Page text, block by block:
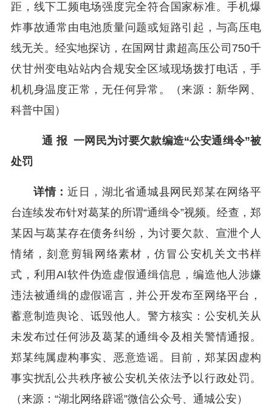
距，线下工频电场强度完全符合国家标准。手机爆
炸事故通常由电池质量问题或短路引起，与高压电
线无关。经实地探访，在国网甘肃超高压公司750千
伏甘州变电站站内合规安全区域现场拨打电话，手
机机身温度正常，无任何异常。（来源：新华网、
科普中国）
通 报 一网民为讨要欠款编造“公安通缉令”被
处罚
详情：近日，湖北省通城县网民郑某在网络平
台连续发布针对葛某的所谓“通缉令”视频。经查，郑
某因与葛某存在债务纠纷，为讨要欠款、宣泄个人
情绪，刻意剪辑网络素材，仿冒公安机关文书样
式，利用AI软件伪造虚假通缉信息，编造他人涉嫌
违法被通缉的虚假谣言，并公开发布至网络平台，
蓄意制造舆论、诋毁他人。警方核实：公安机关从
未发布过任何涉及葛某的通缉令及相关警情通报。
郑某纯属虚构事实、恶意造谣。目前，郑某因虚构
事实扰乱公共秩序被公安机关依法予以行政处罚。
（来源：“湖北网络辟谣”微信公众号、通城公安）